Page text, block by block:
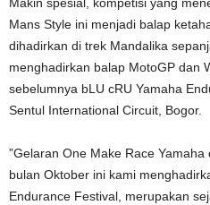
Mans Style ini menjadi balap
dihadirkan di trek Mandalika
menghadirkan balap MotoGP dan
sebelumnya bLU cRU Yamaha
Sentul International Circuit, Bogor.
”Gelaran One Make Race
bulan Oktober ini kami
Endurance Festival, merupakan